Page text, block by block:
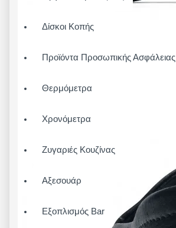
Δίσκοι Κοπής
Προϊόντα Προσωπικής Ασφάλειας
Θερμόμετρα
Χρονόμετρα
Ζυγαριές Κουζίνας
Αξεσουάρ
Εξοπλισμός Bar